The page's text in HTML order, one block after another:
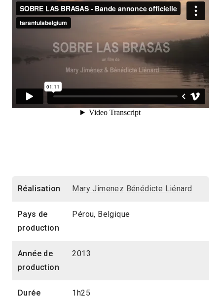
Réalisation Mary Jimenez Bénédicte Liénard
Pays de
production
Pérou, Belgique
Année de
production
2013
Durée 1h25